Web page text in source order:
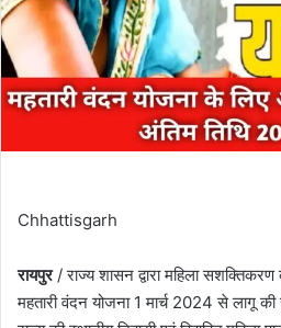
Chhattisgarh
रायपुर/ राज्य शासन द्वारा महिला
महतारी वंदन योजना 1 मार्च 2024 से लागू